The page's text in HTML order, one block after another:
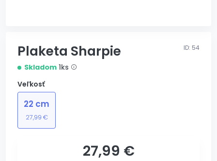
Plaketa Sharpie ID: 54
Skladom 1ks
Veľkosť
22 cm
27,99 €
27,99 €
s gravírovaním